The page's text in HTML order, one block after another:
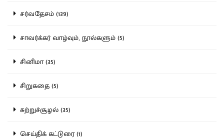
சர்வதேசம் (139)
சாவர்க்கர் வாழ்வும், நூல்களும் (5)
சினிமா (35)
சிறுகதை (5)
சுற்றுச்சூழல் (35)
செய்திக் கட்டுரை (1)